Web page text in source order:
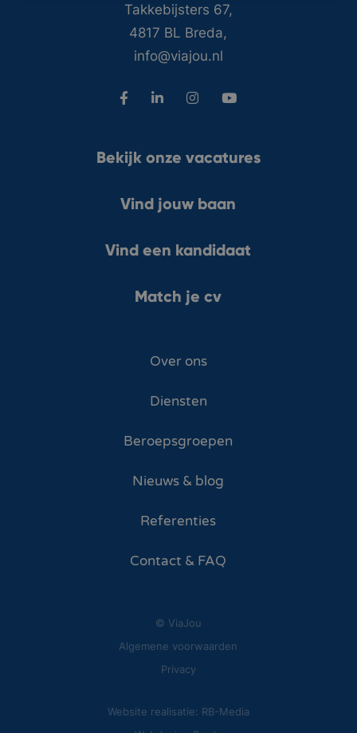
Takkebijsters 67,
4817 BL Breda,
info@viajou.nl
Bekijk onze vacatures
Vind jouw baan
Vind een kandidaat
Match je cv
Over ons
Diensten
Beroepsgroepen
Nieuws & blog
Referenties
Contact & FAQ
© ViaJou
Algemene voorwaarden
Privacy
Website realisatie: RB-Media